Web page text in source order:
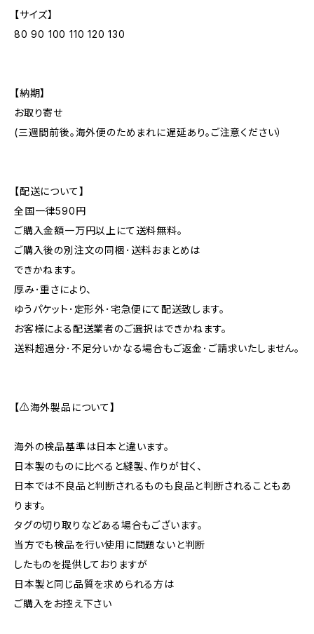
【サイズ】
80 90 100 110 120 130
【納期】
お取り寄せ
(三週間前後。海外便のためまれに遅延あり。ご注意ください）
【配送について】
全国一律590円
ご購入金額一万円以上にて送料無料。
ご購入後の別注文の同梱･送料おまとめは
できかねます。
厚み･重さにより、
ゆうパケット･定形外･宅急便にて配送致します。
お客様による配送業者のご選択はできかねます。
送料超過分･不足分いかなる場合もご返金･ご請求いたしません。
【⚠海外製品について】
海外の検品基準は日本と違います。
日本製のものに比べると縫製、作りが甘く、
日本では不良品と判断されるものも良品と判断されることもあ
ります。
タグの切り取りなどある場合もございます。
当方でも検品を行い使用に問題ないと判断
したものを提供しておりますが
日本製と同じ品質を求められる方は
ご購入をお控え下さい